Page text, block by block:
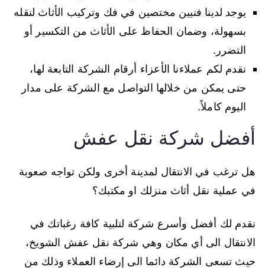
يوجد لدينا فنيين مختصين في فك وتركيب الأثاث لنقله
بسهولة، وضمان الحفاظ على الأثاث من التكسير أو
التضرر.
نقدم لكم عملاءنا الأعزاء أرقام الشركة التابعة لها،
حتى يمكن من خلالها التواصل مع الشركة على مدار
اليوم كاملاً.
أفضل شركة نقل عفش
هل ترغب في الانتقال لمدينة أخرى ولكن تواجه صعوبة
في عملية نقل أثاث منزلك او مكتبك؟
نقدم لك أفضل وأسرع شركة لتلبية كافة رغباتك في
الانتقال الى أي مكان وهي شركة نقل عفش الشويخ،
حيث تسعى الشركة دائما الى إرضاء العملاء وذلك من